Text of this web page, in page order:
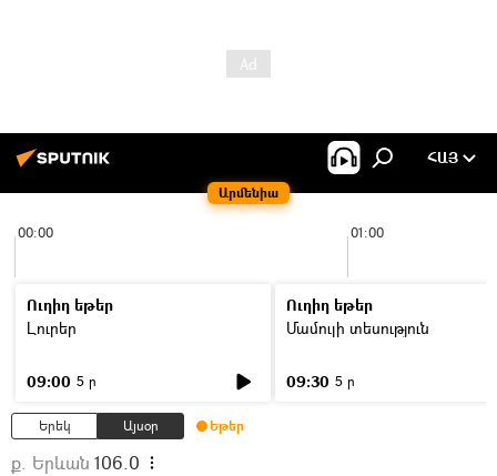
Արմենիա
ՀԱՅ
00:00 01:00
Ուղիղ եթեր
Լուրեր
09:00 5 ր
Ուղիղ եթեր
Մամուլի տեսություն
09:30 5 ր
Երեկ Այսօր Եթեր
ք. Երևան 106.0